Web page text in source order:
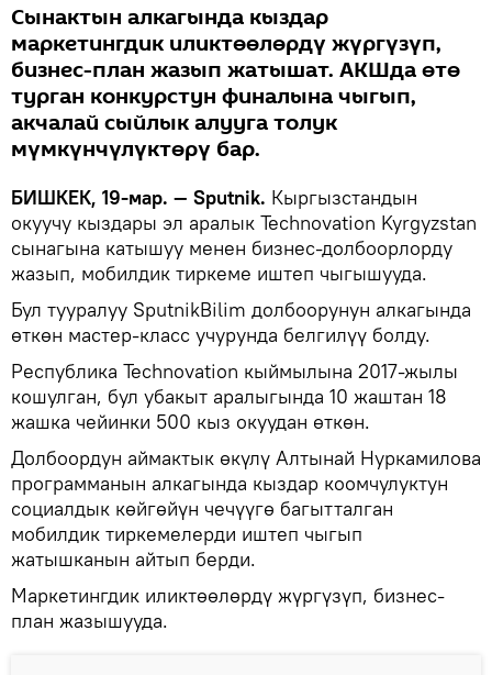
Сынактын алкагында кыздар
маркетингдик иликтөөлөрдү жүргүзүп,
бизнес-план жазып жатышат. АКШда өтө
турган конкурстун финалына чыгып,
акчалай сыйлык алууга толук
мүмкүнчүлүктөрү бар.
БИШКЕК, 19-мар. — Sputnik. Кыргызстандын
окуучу кыздары эл аралык Technovation Kyrgyzstan
сынагына катышуу менен бизнес-долбоорлорду
жазып, мобилдик тиркеме иштеп чыгышууда.
Бул тууралуу SputnikBilim долбоорунун алкагында
өткөн мастер-класс учурунда белгилүү болду.
Республика Technovation кыймылына 2017-жылы
кошулган, бул убакыт аралыгында 10 жаштан 18
жашка чейинки 500 кыз окуудан өткөн.
Долбоордун аймактык өкүлү Алтынай Нуркамилова
программанын алкагында кыздар коомчулуктун
социалдык көйгөйүн чечүүгө багытталган
мобилдик тиркемелерди иштеп чыгып
жатышканын айтып берди.
Маркетингдик иликтөөлөрдү жүргүзүп, бизнес-
план жазышууда.